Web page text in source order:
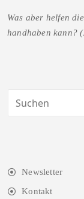
Was aber helfen
handhaben kann?
Newsletter
Kontakt